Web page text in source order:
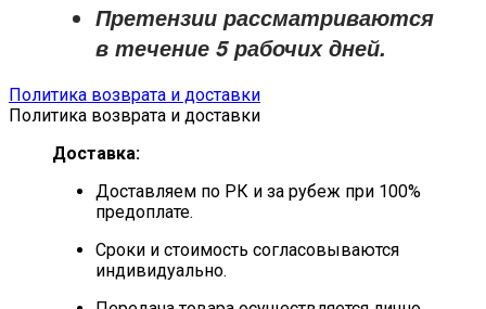
Претензии рассматриваются
в течение 5 рабочих дней.
Политика возврата и доставки
Политика возврата и доставки
Доставка:
Доставляем по РК и за рубеж при 100%
предоплате.
Сроки и стоимость согласовываются
индивидуально.